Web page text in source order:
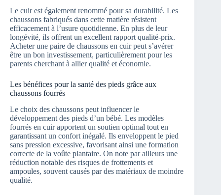
Le cuir est également renommé pour sa durabilité. Les
chaussons fabriqués dans cette matière résistent
efficacement à l’usure quotidienne. En plus de leur
longévité, ils offrent un excellent rapport qualité-prix.
Acheter une paire de chaussons en cuir peut s’avérer
être un bon investissement, particulièrement pour les
parents cherchant à allier qualité et économie.
Les bénéfices pour la santé des pieds grâce aux
chaussons fourrés
Le choix des chaussons peut influencer le
développement des pieds d’un bébé. Les modèles
fourrés en cuir apportent un soutien optimal tout en
garantissant un confort inégalé. Ils enveloppent le pied
sans pression excessive, favorisant ainsi une formation
correcte de la voûte plantaire. On note par ailleurs une
réduction notable des risques de frottements et
ampoules, souvent causés par des matériaux de moindre
qualité.